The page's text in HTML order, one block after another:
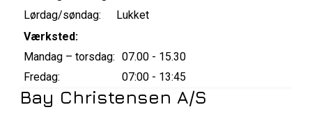
Lørdag/søndag:
Lukket
Værksted:
Mandag – torsdag: 07.00 - 15.30
Fredag:
07:00 - 13:45
Bay Christensen A/S